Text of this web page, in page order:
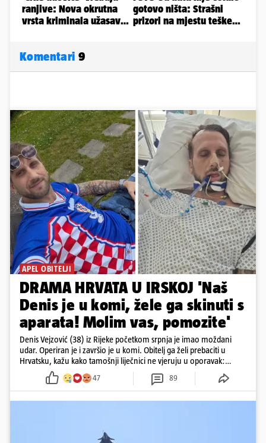
Komentari 9
APEL OBITELJI
DRAMA HRVATA U IRSKOJ 'Naš
Denis je u komi, žele ga skinuti s
aparata! Molim vas, pomozite'
Denis Vejzović (38) iz Rijeke početkom srpnja je imao moždani
udar. Operiran je i završio je u komi. Obitelj ga želi prebaciti u
Hrvatsku, kažu kako tamošnji liječnici ne vjeruju u oporavak:
'Imamo 72 sata'
47 89